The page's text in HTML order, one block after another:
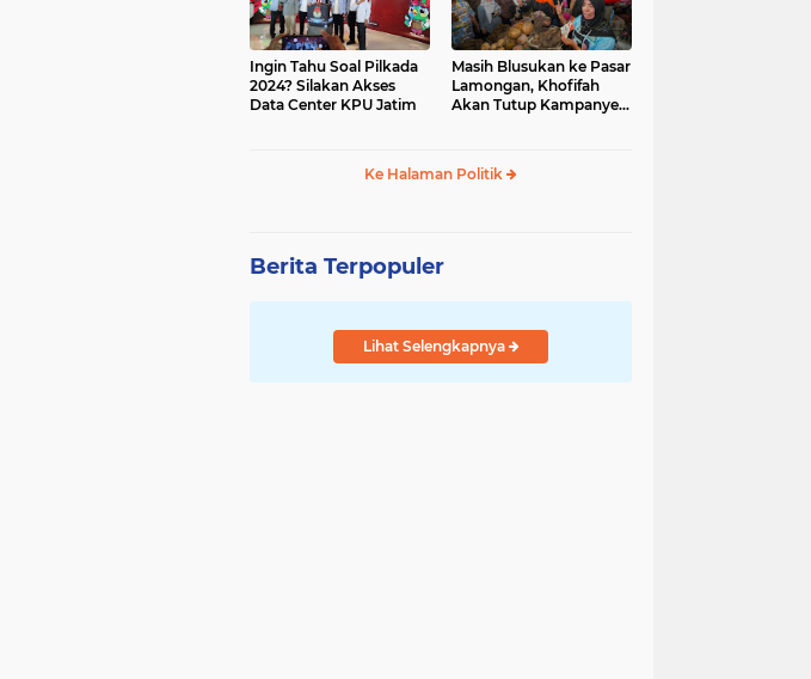
Ingin Tahu Soal Pilkada
2024? Silakan Akses
Data Center KPU Jatim
Masih Blusukan ke Pasar
Lamongan, Khofifah
Akan Tutup Kampanye
Ke Halaman Politik
Berita Terpopuler
Lihat Selengkapnya